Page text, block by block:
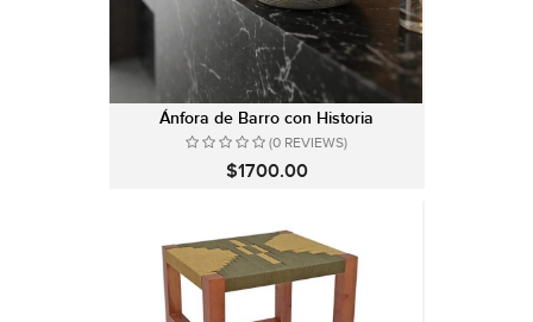
Ánfora de Barro con Historia
(0 REVIEWS)
$1700.00